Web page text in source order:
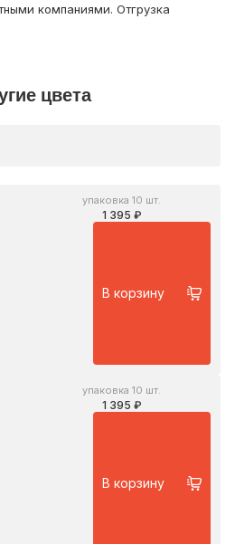
компаниями. Отгрузка
цвета
упаковка 10 шт.
1 395 ₽
В корзину
упаковка 10 шт.
1 395 ₽
В корзину